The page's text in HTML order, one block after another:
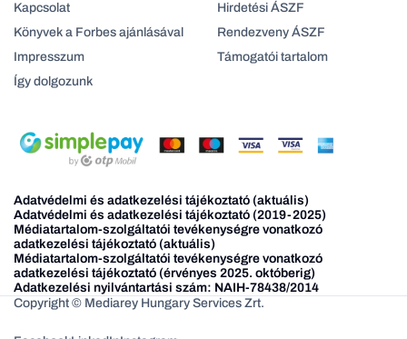
Kapcsolat
Könyvek a Forbes ajánlásával
Impresszum
Így dolgozunk
Hirdetési ÁSZF
Rendezveny ÁSZF
Támogatói tartalom
Adatvédelmi és adatkezelési tájékoztató (aktuális)
Adatvédelmi és adatkezelési tájékoztató (2019-2025)
Médiatartalom-szolgáltatói tevékenységre vonatkozó
adatkezelési tájékoztató (aktuális)
Médiatartalom-szolgáltatói tevékenységre vonatkozó
adatkezelési tájékoztató (érvényes 2025. októberig)
Adatkezelési nyilvántartási szám: NAIH-78438/2014
Copyright © Mediarey Hungary Services Zrt.